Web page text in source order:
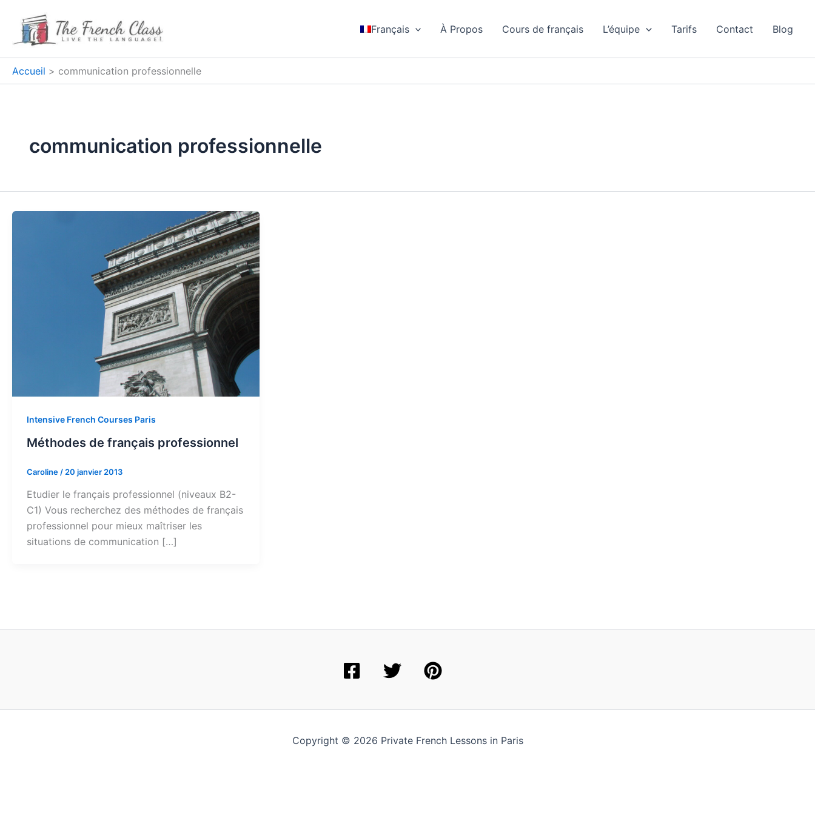
contenu
Français À Propos Cours de français L’équipe Tarifs Contact Blog
Accueil communication professionnelle
communication professionnelle
Intensive French Courses Paris
Méthodes de français professionnel
Caroline / 20 janvier 2013
Etudier le français professionnel (niveaux B2-
C1) Vous recherchez des méthodes de français
professionnel pour mieux maîtriser les
situations de communication […]
Copyright © 2026 Private French Lessons in Paris